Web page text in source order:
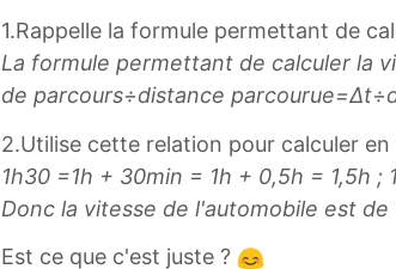
r
a
c
{
d
i
1.Rappelle la formule permettant de
La formule permettant de calculer la
de parcours÷distance
2.Utilise cette relation pour calculer en
1h30 =1h + 30min = 1h + 0,5h = 1,5h ;
Donc la vitesse de l'automobile est de
Est ce que c'est juste ?